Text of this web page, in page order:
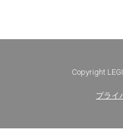
Copyright
プライ